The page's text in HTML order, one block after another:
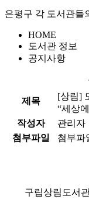
은평구 각 도서관들
HOME
도서관 정보
공지사항
제목 [상림]
“세상
작성자
관리자
첨부파일
첨부파
구립상림도서